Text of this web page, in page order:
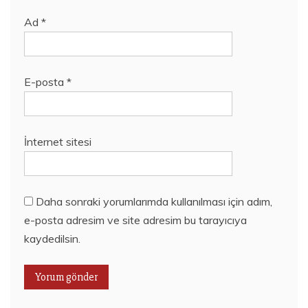
Ad *
E-posta *
İnternet sitesi
Daha sonraki yorumlarımda kullanılması için adım,
e-posta adresim ve site adresim bu tarayıcıya
kaydedilsin.